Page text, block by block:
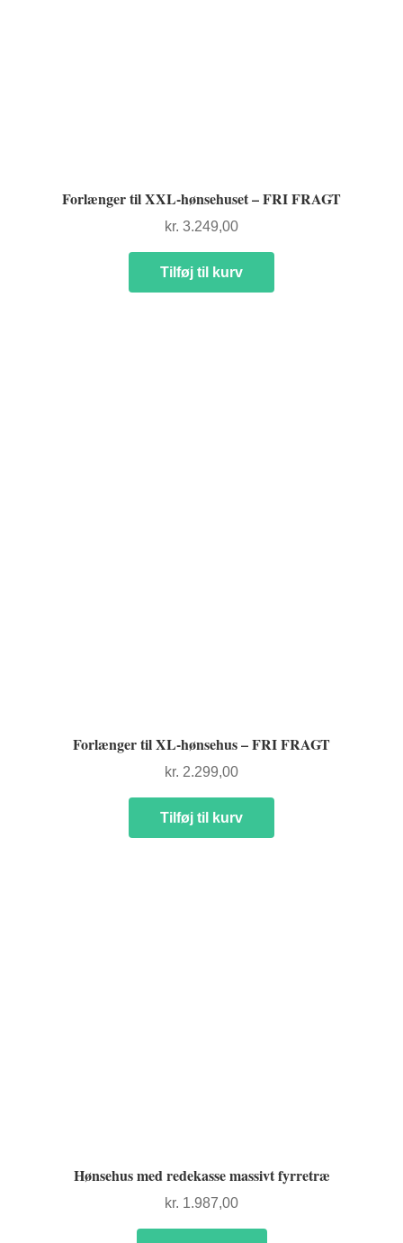
Forlænger til XXL-hønsehuset – FRI FRAGT
kr. 3.249,00
Tilføj til kurv
Forlænger til XL-hønsehus – FRI FRAGT
kr. 2.299,00
Tilføj til kurv
Hønsehus med redekasse massivt fyrretræ
kr. 1.987,00